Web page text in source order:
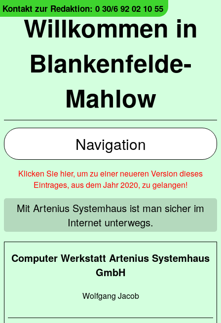
Willkommen in
Blankenfelde-
Mahlow
Kontakt zur Redaktion: 0 30/6 92 02 10 55
Navigation
Klicken Sie hier, um zu einer neueren Version dieses
Eintrages, aus dem Jahr 2020, zu gelangen!
Mit Artenius Systemhaus ist man sicher im
Internet unterwegs.
Computer Werkstatt Artenius Systemhaus
GmbH
Wolfgang Jacob